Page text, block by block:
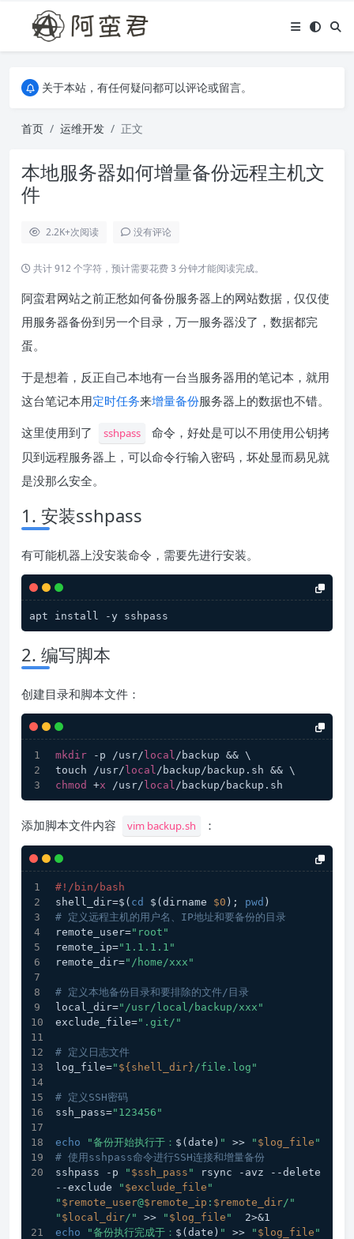
关于本站，有任何疑问都可以评论或留言。
关于本站，有任何疑问都可以评论或留言。
首页
运维开发 正文
本地服务器如何增量备份远程主机文
件
2.2K+次阅读 没有评论
共计 912 个字符，预计需要花费 3 分钟才能阅读完成。
阿蛮君网站之前正愁如何备份服务器上的网站数据，仅仅使
用服务器备份到另一个目录，万一服务器没了，数据都完
蛋。
于是想着，反正自己本地有一台当服务器用的笔记本，就用
这台笔记本用定时任务来增量备份服务器上的数据也不错。
这里使用到了
sshpass
命令，好处是可以不用使用公钥拷
贝到远程服务器上，可以命令行输入密码，坏处显而易见就
是没那么安全。
1. 安装sshpass
有可能机器上没安装命令，需要先进行安装。
apt install -y sshpass
2. 编写脚本
创建目录和脚本文件：
mkdir -p /usr/ local/backup && \
touch /usr/ local/backup/backup.sh && \
chmod
+x /usr/ local/backup/backup.sh
添加脚本文件内容 vim backup.sh ：
#!/bin/bash
shell_dir=$( cd $(dirname $0 ); pwd )
# 定义远程主机的用户名、IP地址和要备份的目录
remote_user="root"
remote_ip="1.1.1.1"
remote_dir="/home/xxx"
# 定义本地备份目录和要排除的文件/目录
local_dir="/usr/local/backup/xxx"
exclude_file=".git/"
# 定义日志文件
log_file=" ${shell_dir}/file.log"
# 定义SSH密码
ssh_pass="123456"
echo "备份开始执行于： $(date) " >> " $log_file "
# 使用sshpass命令进行SSH连接和增量备份
sshpass -p
" $ssh_pass "
rsync -avz --delete
--exclude
" $exclude_file "
" $remote_user@$remote_ip : $remote_dir/"
" $local_dir/" >> " $log_file "
  2>&1
echo
"备份执行完成于： $(date) " >> " $log_file "